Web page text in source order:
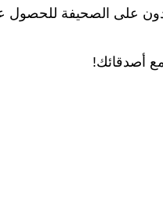
على الصحيفة للحصول
أصدقائك!